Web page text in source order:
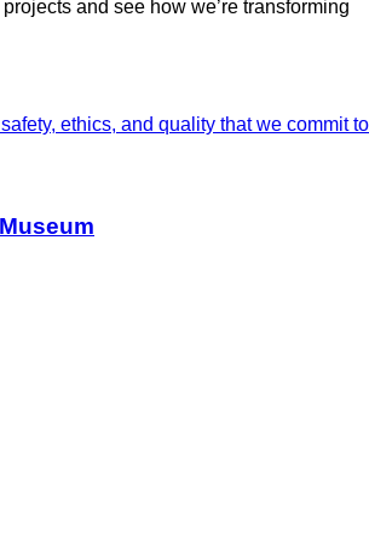
and see how we’re transforming
ethics, and quality that we commit to